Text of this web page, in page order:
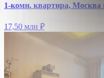
1-комн. квартира, Москва
17,50 млн ₽